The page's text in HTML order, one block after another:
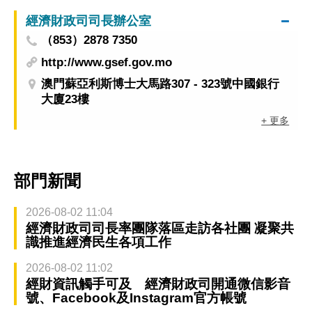
宣介活動
經濟財政司司長辦公室
（853）2878 7350
http://www.gsef.gov.mo
澳門蘇亞利斯博士大馬路307 - 323號中國銀行
大廈23樓
+ 更多
部門新聞
2026-08-02 11:04
經濟財政司司長率團隊落區走訪各社團 凝聚共
識推進經濟民生各項工作
2026-08-02 11:02
經財資訊觸手可及 經濟財政司開通微信影音
號、Facebook及Instagram官方帳號